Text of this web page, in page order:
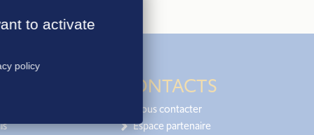
CONTACTS
Nous contacter
Espace partenaire
to activate
policy